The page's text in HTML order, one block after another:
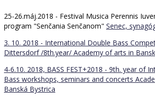
25-26.máj.2018 - Festival Musica Perennis
program "Senčania Senčanom" Senec,
3. 10. 2018 - International Double Bass
Dittersdorf /8th.year/ Academy of arts in
4-6.10. 2018, BASS FEST+2018 - 9th. year of
Bass workshops, seminars and concerts
Banská Bystrica